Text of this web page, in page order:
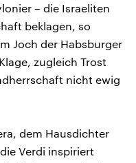
– die Israeliten
beklagen, so
Joch der Habsburger
zugleich Trost
nicht ewig
dem Hausdichter
Verdi inspiriert